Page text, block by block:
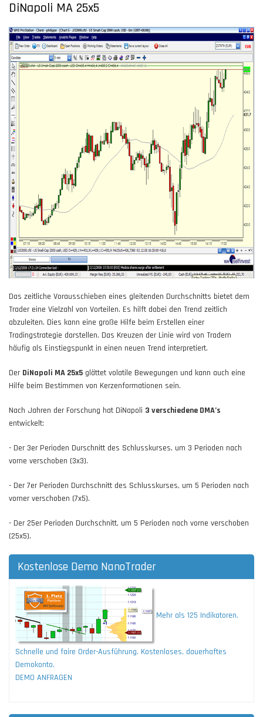
DiNapoli MA 25x5
Das zeitliche Vorausschieben eines gleitenden Durchschnitts bietet dem
Trader eine Vielzahl von Vorteilen. Es hilft dabei den Trend zeitlich
abzuleiten. Dies kann eine große Hilfe beim Erstellen einer
Tradingstrategie darstellen. Das Kreuzen der Linie wird von Tradern
häufig als Einstiegspunkt in einen neuen Trend interpretiert.
Der DiNapoli MA 25x5 glättet volatile Bewegungen und kann auch eine
Hilfe beim Bestimmen von Kerzenformationen sein.
Nach Jahren der Forschung hat DiNapoli 3 verschiedene DMA’s
entwickelt:
- Der 3er Perioden Durschnitt des Schlusskurses, um 3 Perioden nach
vorne verschoben (3x3).
- Der 7er Perioden Durchschnitt des Schlusskurses, um 5 Perioden nach
vorner verschoben (7x5).
- Der 25er Perioden Durchschnitt, um 5 Perioden nach vorne verschoben
(25x5).
Kostenlose Demo NanoTrader
Mehr als 125 Indikatoren.
Schnelle und faire Order-Ausführung. Kostenloses, dauerhaftes
Demokonto.
DEMO ANFRAGEN